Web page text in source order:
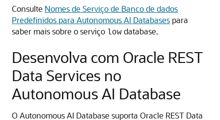
Consulte Nomes de Serviço de Banco de dados
Predefinidos para Autonomous AI Databases para
saber mais sobre o serviço low database.
Desenvolva com Oracle REST
Data Services no
Autonomous AI Database
O Autonomous AI Database suporta Oracle REST Data